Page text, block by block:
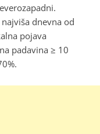
dnevna od
pojava
padavina ≥ 10